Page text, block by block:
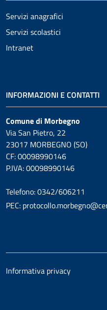
Servizi anagrafici
Servizi scolastici
Intranet
INFORMAZIONI E CONTATTI
Comune di Morbegno
Via San Pietro, 22
23017 MORBEGNO (SO)
CF: 00098990146
P.IVA: 00098990146
Telefono: 0342/606211
PEC:
Informativa privacy